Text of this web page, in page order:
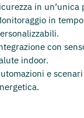
in un’unica
in
con
indoor.
e